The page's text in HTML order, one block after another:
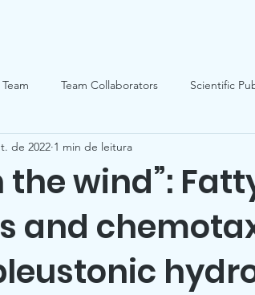
Team Collaborators Scientific
Volunteer
the wind”:
and
de 2022 1 min de leitura